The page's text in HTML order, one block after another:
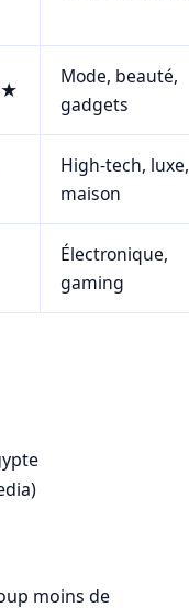
Mode, beauté,
gadgets
High-tech, luxe,
maison
Électronique,
gaming
moins de